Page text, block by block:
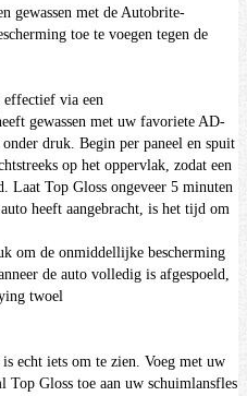
gewassen met de Autobrite-
toe te voegen tegen de
effectief via een
gewassen met uw favoriete AD-
druk. Begin per paneel en spuit
op het oppervlak, zodat een
Laat Top Gloss ongeveer 5 minuten
heeft aangebracht, is het tijd om
om de onmiddellijke bescherming
de auto volledig is afgespoeld,
twoel
echt iets om te zien. Voeg met uw
Gloss toe aan uw schuimlansfles